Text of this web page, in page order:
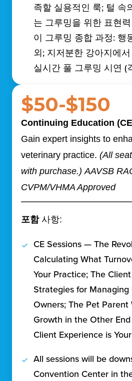
족할 실용적인 룩; 털 속
는 그루밍을 위한 표현
이 그루밍 종합 과정: 행
외; 지저분한 강아지에
실시간 풀 그루밍 시연 (
$50-$150
Continuing Education
Gain expert insights to
veterinary practice. (All
with purchase.) AAVSB
CVPM/VHMA Approved
포함사항:
CE Sessions — The
Calculating What
Your Practice; The
Strategies for
Owners; The Pet Parent
Growth in the Other
Client Experience is
All sessions will be
Convention Center in